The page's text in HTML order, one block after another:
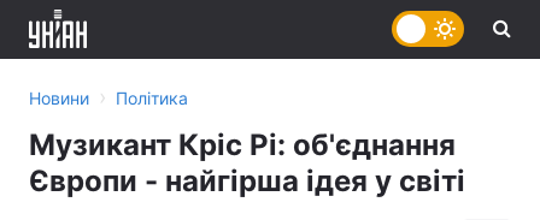
Новини › Політика
Музикант Кріс Рі: об'єднання
Європи - найгірша ідея у світі